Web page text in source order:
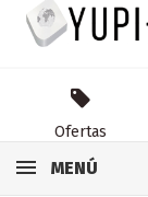
Ofertas
MENÚ